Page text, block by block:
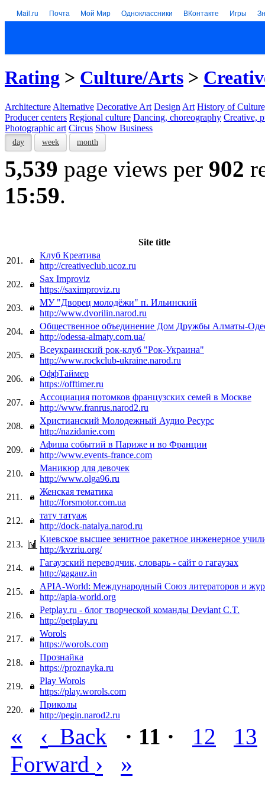
Mail.ru Почта Мой Мир Одноклассники ВКонтакте Игры
Rating > Culture/Arts >
Architecture Alternative Decorative Art Design Art History of
Producer centers Regional culture Dancing, choreography Creative,
Photographic art Circus Show Business
day week month
5,539 page views per 902
15:59.
Site title
201.
Клуб Креатива
http://creativeclub.ucoz.ru
202.
Sax Improviz
https://saximproviz.ru
203.
МУ "Дворец молодёжи" п. Ильинский
http://www.dvorilin.narod.ru
204.
Общественное объединение Дом Дружбы Алматы-
http://odessa-almaty.com.ua/
205.
Всеукраинский рок-клуб "Рок-Украина"
http://www.rockclub-ukraine.narod.ru
206.
ОффТаймер
https://offtimer.ru
207.
Ассоциация потомков французских семей в Москве
http://www.franrus.narod2.ru
208.
Христианский Молодежный Аудио Ресурс
http://nazidanie.com
209.
Афиша событий в Париже и во Франции
http://www.events-france.com
210.
Маникюр для девочек
http://www.olga96.ru
211.
Женская тематика
http://forsmotor.com.ua
212.
тату татуаж
http://dock-natalya.narod.ru
213.
Киевское высшее зенитное ракетное инженерное
http://kvzriu.org/
214.
Гагаузский переводчик, словарь - сайт о гагаузах
http://gagauz.in
215.
APIA-World: Международный Союз литераторов и
http://apia-world.org
216.
Petplay.ru - блог творческой команды Deviant C.T.
http://petplay.ru
217.
Worols
https://worols.com
218.
Прознайка
https://proznayka.ru
219.
Play Worols
https://play.worols.com
220.
Приколы
http://pegin.narod2.ru
« ‹ Back · 11 · 12
13
Forward › »